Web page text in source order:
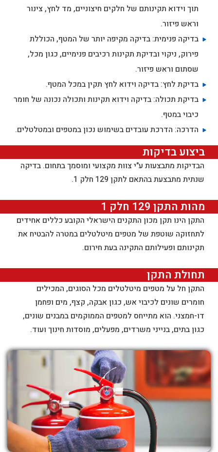
תוך וידוא תקינותם של חלקים חיצוניים, מד לחץ, צינור
וראש פיזור.
בדיקה פנימית: בדיקה מקיפה יותר של המטף, הכוללת
פירוק, ניקוי ובדיקת תקינות רכיבים פנימיים, כגון מכל,
שסתום וראש פיזור.
בדיקת לחץ: בדיקה וידוא לחץ תקין במכל המטף.
בדיקת תכולה: בדיקה וידוא תקינות ותכולה נכונה של חומר
כיבוי במטף.
הדרכה: הדרכת עובדים בשימוש נכון במטפים ובמטלטלים.
ביצוע בדיקות
הבדיקות מתבצעות ע"י צוות מקצועי ומוסמך בתחום. בדיקה
שנתית מתבצעת בהתאם לתקן 129 חלק 1.
מהות התקן 129 חלק 1
התקן הינו תקן מכון התקנים הישראלי הקובע כללים אחידים
לתחזוקה שוטפת של מטפים מיטלטלים במטרה להבטיח את
תקינותם ופעילותם התקינה בעת חירום.
תחולת התקן
התקן חל על מטפים מיטלטלים מכל הסוגים, המכילים
חומרים שונים לכיבוי אש, כגון אבקה, קצף, מים ופחמן
דו-חמצני. הוא מתייחס למטפים הממוקמים במבנים שונים,
כגון בתים, בנייני משרדים, מפעלים, מוסדות חינוך ועוד.